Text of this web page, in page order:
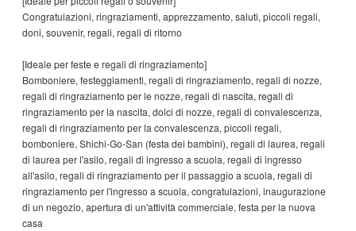
Congratulazioni, ringraziamenti, apprezzamento, saluti, piccoli regali,
doni, souvenir, regali, regali di ritorno
[Ideale per feste e regali di ringraziamento]
Bomboniere, festeggiamenti, regali di ringraziamento, regali di nozze,
regali di ringraziamento per le nozze, regali di nascita, regali di
ringraziamento per la nascita, dolci di nozze, regali di convalescenza,
regali di ringraziamento per la convalescenza, piccoli regali,
bomboniere, Shichi-Go-San (festa dei bambini), regali di laurea, regali
di laurea per l'asilo, regali di ingresso a scuola, regali di ingresso
all'asilo, regali di ringraziamento per il passaggio a scuola, regali di
ringraziamento per l'ingresso a scuola, congratulazioni, inaugurazione
di un negozio, apertura di un'attività commerciale, festa per la nuova
casa